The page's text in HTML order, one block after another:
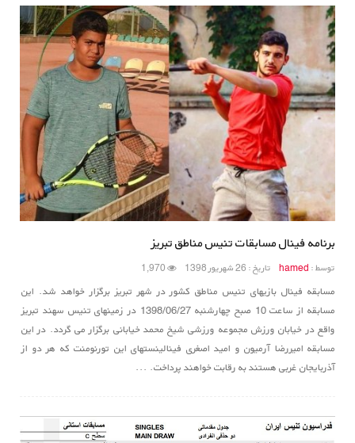
برنامه فینال مسابقات تنیس مناطق تبریز
توسط : hamed تاریخ : 26 شهریور 1398
مسابقه فینال بازیهای تنیس مناطق کشور در شهر تبریز برگزار خواهد شد. این
مسابقه از ساعت 10 صبح چهارشنبه 1398/06/27 در زمینهای تنیس سهند تبریز
واقع در خیابان ورزش مجموعه ورزشی شیخ محمد خیابانی برگزار می گردد. در این
مسابقه امیررضا آرمیون و امید اصغری فینالینستهای این تورنومنت که هر دو از
آذربایجان غربی هستند به رقابت خواهند پرداخت. ...